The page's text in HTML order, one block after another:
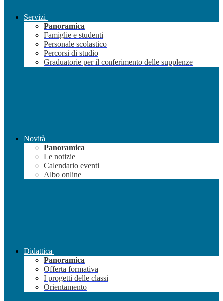
Servizi
Panoramica
Famiglie e studenti
Personale scolastico
Percorsi di studio
Graduatorie per il conferimento delle supplenze
Novità
Panoramica
Le notizie
Calendario eventi
Albo online
Didattica
Panoramica
Offerta formativa
I progetti delle classi
Orientamento